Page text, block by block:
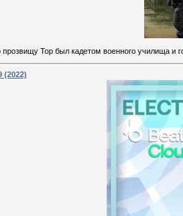
Тор был кадетом военного училища и
(2022)